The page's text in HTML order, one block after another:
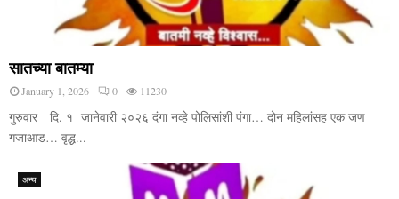
सातच्या बातम्या
January 1, 2026 0 11230
गुरुवार दि. १ जानेवारी २०२६ दंगा नव्हे पोलिसांशी पंगा… दोन महिलांसह एक जण
गजाआड… वृद्ध...
अन्य